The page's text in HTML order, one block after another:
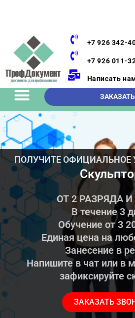
+7 926 342-
+7 926 011-
Написать
ПОЛУЧИТЕ ОФИЦИАЛЬНОЕ
ОТ 2 РАЗРЯДА
В течение 3
Обучение от 3
Единая цена на
Занесение в
Напишите в чат или в
зафиксируйте
ЗАКАЗАТЬ